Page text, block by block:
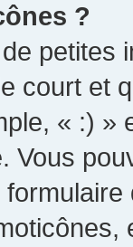
?
petites
court et
« :) »
Vous